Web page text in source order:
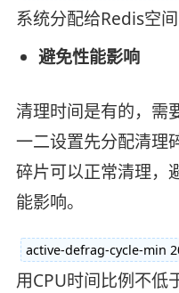
系统分配给Redis空
避免性能影响
清理时间是有的，需
一二设置先分配清理
碎片可以正常清理，
能影响。
active-defrag-cycle-min
用CPU时间比例不低